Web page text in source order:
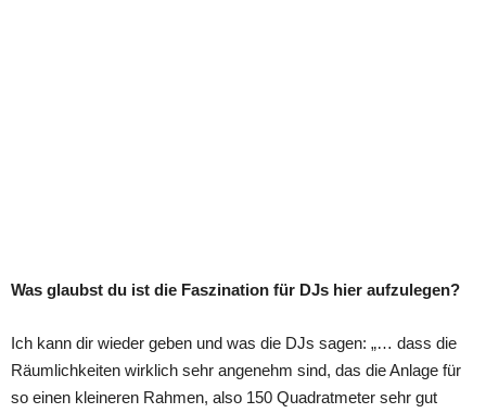
Was glaubst du ist die Faszination für DJs hier aufzulegen?
Ich kann dir wieder geben und was die DJs sagen: „… dass die
Räumlichkeiten wirklich sehr angenehm sind, das die Anlage für
so einen kleineren Rahmen, also 150 Quadratmeter sehr gut